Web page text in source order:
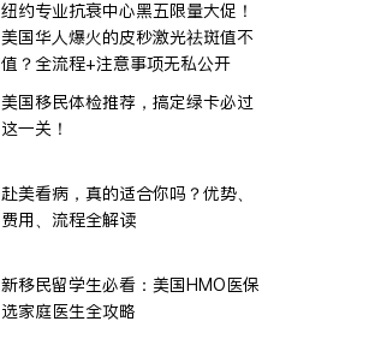
纽约专业抗衰中心黑五限量大促！
美国华人爆火的皮秒激光祛斑值不
值？全流程+注意事项无私公开
美国移民体检推荐，搞定绿卡必过
这一关！
赴美看病，真的适合你吗？优势、
费用、流程全解读
新移民留学生必看：美国HMO医保
选家庭医生全攻略